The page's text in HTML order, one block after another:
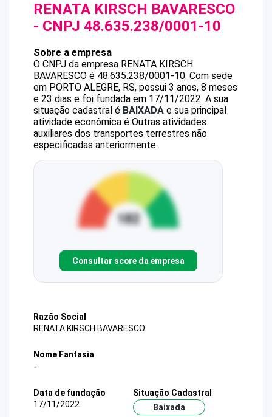
RENATA KIRSCH BAVARESCO
- CNPJ 48.635.238/0001-10
Sobre a empresa
O CNPJ da empresa RENATA KIRSCH
BAVARESCO é 48.635.238/0001-10. Com sede
em PORTO ALEGRE, RS, possui 3 anos, 8 meses
e 23 dias e foi fundada em 17/11/2022. A sua
situação cadastral é BAIXADA e sua principal
atividade econômica é Outras atividades
auxiliares dos transportes terrestres não
especificadas anteriormente.
Consultar score da empresa
Razão Social
RENATA KIRSCH BAVARESCO
Nome Fantasia
-
Data de fundação
17/11/2022
Situação Cadastral
Baixada